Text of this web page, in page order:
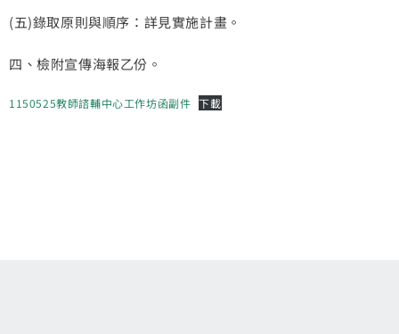
(五)錄取原則與順序：詳見實施計畫。
四、檢附宣傳海報乙份。
1150525教師諮輔中心工作坊函副件 下載